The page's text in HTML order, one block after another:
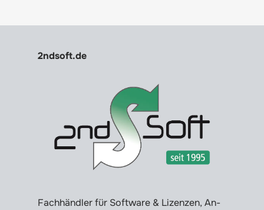
2ndsoft.de
Fachhändler für Software & Lizenzen, An-